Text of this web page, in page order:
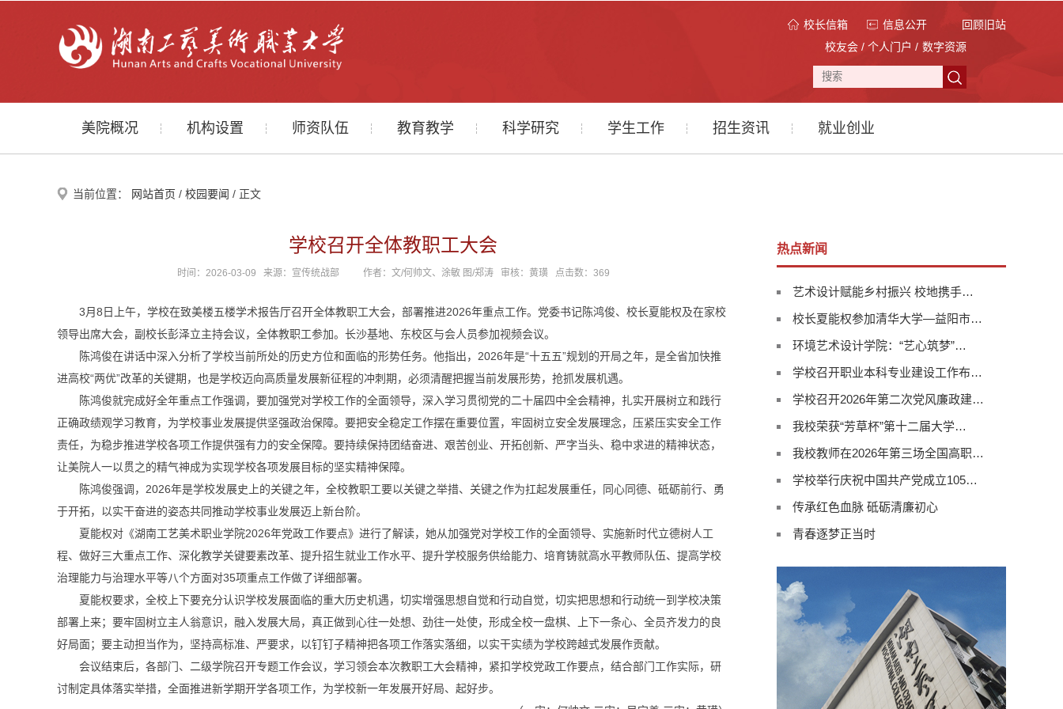
校长信箱 信息公开
回顾旧站
校友会 / 个人门户 / 数字资源
美院概况 机构设置 师资队伍 教育教学 科学研究 学生工作 招生资讯 就业创业
当前位置： 网站首页 / 校园要闻 / 正文
热点新闻
艺术设计赋能乡村振兴 校地携手…
校长夏能权参加清华大学—益阳市…
环境艺术设计学院：“艺心筑梦”…
学校召开职业本科专业建设工作布…
学校召开2026年第二次党风廉政建…
我校荣获“芳草杯”第十二届大学…
我校教师在2026年第三场全国高职…
学校举行庆祝中国共产党成立105…
传承红色血脉 砥砺清廉初心
青春逐梦正当时
学校召开全体教职工大会
时间：2026-03-09 来源：宣传统战部 作者：文/何帅文、涂敏 图/郑涛 审核：黄璜 点击数： 369
3月8日上午，学校在致美楼五楼学术报告厅召开全体教职工大会，部署推进2026年重点工作。党委书记陈鸿俊、校长夏能权及在家校
领导出席大会，副校长彭泽立主持会议，全体教职工参加。长沙基地、东校区与会人员参加视频会议。
陈鸿俊在讲话中深入分析了学校当前所处的历史方位和面临的形势任务。他指出，2026年是“十五五”规划的开局之年，是全省加快推
进高校“两优”改革的关键期，也是学校迈向高质量发展新征程的冲刺期，必须清醒把握当前发展形势，抢抓发展机遇。
陈鸿俊就完成好全年重点工作强调，要加强党对学校工作的全面领导，深入学习贯彻党的二十届四中全会精神，扎实开展树立和践行
正确政绩观学习教育，为学校事业发展提供坚强政治保障。要把安全稳定工作摆在重要位置，牢固树立安全发展理念，压紧压实安全工作
责任，为稳步推进学校各项工作提供强有力的安全保障。要持续保持团结奋进、艰苦创业、开拓创新、严字当头、稳中求进的精神状态，
让美院人一以贯之的精气神成为实现学校各项发展目标的坚实精神保障。
陈鸿俊强调，2026年是学校发展史上的关键之年，全校教职工要以关键之举措、关键之作为扛起发展重任，同心同德、砥砺前行、勇
于开拓，以实干奋进的姿态共同推动学校事业发展迈上新台阶。
夏能权对《湖南工艺美术职业学院2026年党政工作要点》进行了解读，她从加强党对学校工作的全面领导、实施新时代立德树人工
程、做好三大重点工作、深化教学关键要素改革、提升招生就业工作水平、提升学校服务供给能力、培育铸就高水平教师队伍、提高学校
治理能力与治理水平等八个方面对35项重点工作做了详细部署。
夏能权要求，全校上下要充分认识学校发展面临的重大历史机遇，切实增强思想自觉和行动自觉，切实把思想和行动统一到学校决策
部署上来；要牢固树立主人翁意识，融入发展大局，真正做到心往一处想、劲往一处使，形成全校一盘棋、上下一条心、全员齐发力的良
好局面；要主动担当作为，坚持高标准、严要求，以钉钉子精神把各项工作落实落细，以实干实绩为学校跨越式发展作贡献。
会议结束后，各部门、二级学院召开专题工作会议，学习领会本次教职工大会精神，紧扣学校党政工作要点，结合部门工作实际，研
讨制定具体落实举措，全面推进新学期开学各项工作，为学校新一年发展开好局、起好步。